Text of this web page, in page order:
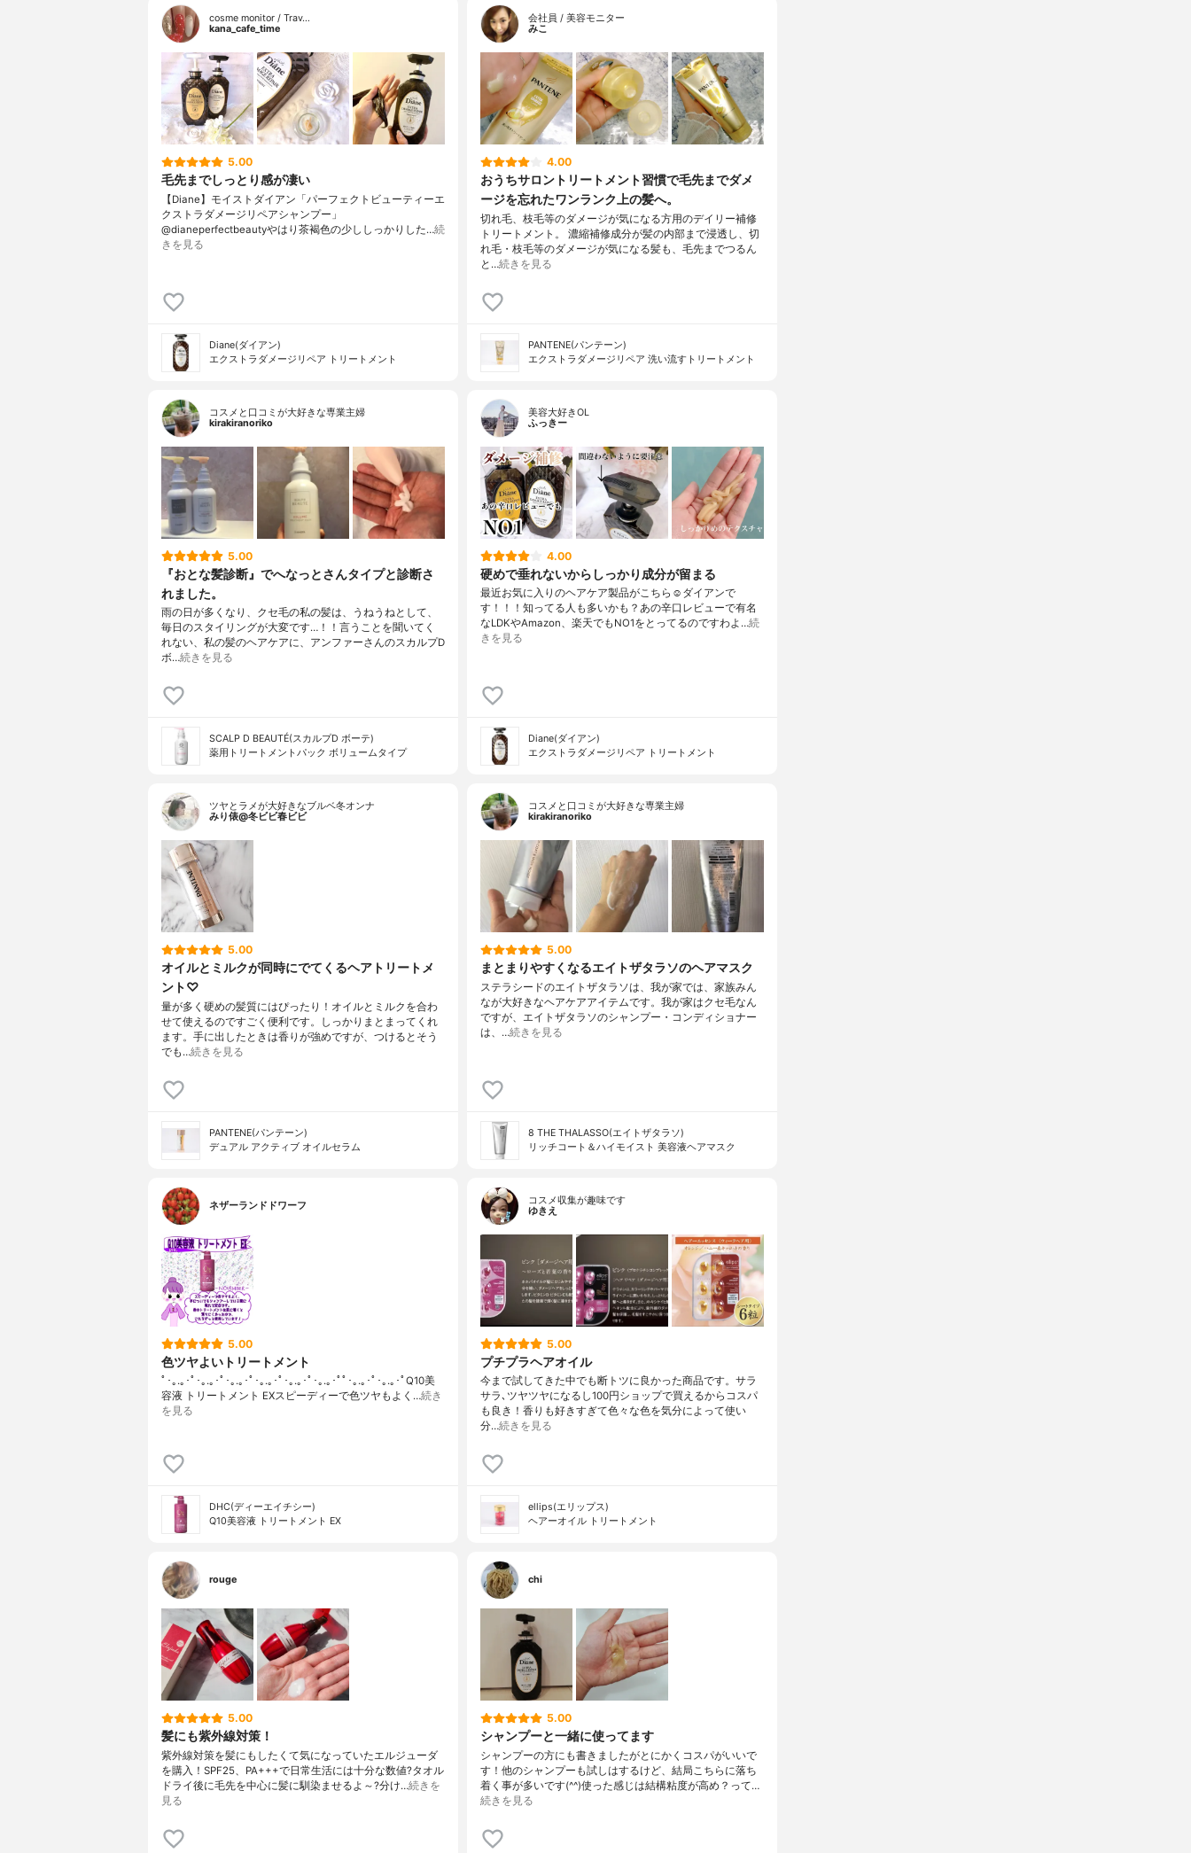
cosme monitor / Trav…
kana_cafe_time
5.00
毛先までしっとり感が凄い
【Diane】モイストダイアン「パーフェクトビューティーエ
クストラダメージリペアシャンプー」
@dianeperfectbeautyやはり茶褐色の少ししっかりした…続
きを見る
Diane(ダイアン)
エクストラダメージリペア トリートメント
会社員 / 美容モニター
みこ
4.00
おうちサロントリートメント習慣で毛先までダメ
ージを忘れたワンランク上の髪へ。
切れ毛、枝毛等のダメージが気になる方用のデイリー補修
トリートメント。 濃縮補修成分が髪の内部まで浸透し、切
れ毛・枝毛等のダメージが気になる髪も、毛先までつるん
と…続きを見る
PANTENE(パンテーン)
エクストラダメージリペア 洗い流すトリートメント
コスメと口コミが大好きな専業主婦
kirakiranoriko
5.00
『おとな髪診断』でへなっとさんタイプと診断さ
れました。
雨の日が多くなり、クセ毛の私の髪は、うねうねとして、
毎日のスタイリングが大変です…！！言うことを聞いてく
れない、私の髪のヘアケアに、アンファーさんのスカルプD
ボ…続きを見る
SCALP D BEAUTÉ(スカルプD ボーテ)
薬用トリートメントパック ボリュームタイプ
美容大好きOL
ふっきー
4.00
硬めで垂れないからしっかり成分が留まる
最近お気に入りのヘアケア製品がこちら☺️ダイアンで
す！！！知ってる人も多いかも？あの辛口レビューで有名
なLDKやAmazon、楽天でもNO1をとってるのですわよ…続
きを見る
Diane(ダイアン)
エクストラダメージリペア トリートメント
ツヤとラメが大好きなブルベ冬オンナ
みり俵@冬ビビ春ビビ
5.00
オイルとミルクが同時にでてくるヘアトリートメ
ント♡
量が多く硬めの髪質にはぴったり！オイルとミルクを合わ
せて使えるのですごく便利です。しっかりまとまってくれ
ます。手に出したときは香りが強めですが、つけるとそう
でも…続きを見る
PANTENE(パンテーン)
デュアル アクティブ オイルセラム
コスメと口コミが大好きな専業主婦
kirakiranoriko
5.00
まとまりやすくなるエイトザタラソのヘアマスク
ステラシードのエイトザタラソは、我が家では、家族みん
なが大好きなヘアケアアイテムです。我が家はクセ毛なん
ですが、エイトザタラソのシャンプー・コンディショナー
は、…続きを見る
8 THE THALASSO(エイトザタラソ)
リッチコート＆ハイモイスト 美容液ヘアマスク
ネザーランドドワーフ
5.00
色ツヤよいトリートメント
ﾟ･｡.｡･ﾟ･｡.｡･ﾟ･｡.｡･ﾟ･｡.｡･ﾟ･｡.｡･ﾟ･｡.｡･ﾟﾟ･｡.｡･ﾟ･｡.｡･ﾟQ10美
容液 トリートメント EXスピーディーで色ツヤもよく…続き
を見る
DHC(ディーエイチシー)
Q10美容液 トリートメント EX
コスメ収集が趣味です
ゆきえ
5.00
プチプラヘアオイル
今まで試してきた中でも断トツに良かった商品です。サラ
サラ､ツヤツヤになるし100円ショップで買えるからコスパ
も良き！香りも好きすぎて色々な色を気分によって使い
分…続きを見る
ellips(エリップス)
ヘアーオイル トリートメント
rouge
5.00
髪にも紫外線対策！
紫外線対策を髪にもしたくて気になっていたエルジューダ
を購入！SPF25、PA+++で日常生活には十分な数値?タオル
ドライ後に毛先を中心に髪に馴染ませるよ～?分け…続きを
見る
chi
5.00
シャンプーと一緒に使ってます
シャンプーの方にも書きましたがとにかくコスパがいいで
す！他のシャンプーも試しはするけど、結局こちらに落ち
着く事が多いです(^^)使った感じは結構粘度が高め？って…
続きを見る